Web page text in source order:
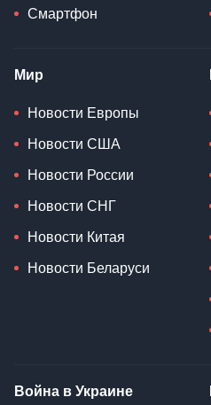
Смартфон
Мир
Новости Европы
Новости США
Новости России
Новости СНГ
Новости Китая
Новости Беларуси
Война в Украине